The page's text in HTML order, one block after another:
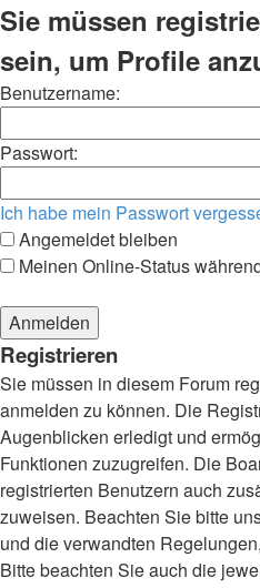
Sie müssen
sein, um Profile
Benutzername:
Passwort:
Ich habe mein Passwort
Angemeldet bleiben
Meinen Online-Status
Registrieren
Sie müssen in diesem Forum
anmelden zu können. Die
Augenblicken erledigt und
Funktionen zuzugreifen. Die
registrierten Benutzern auch
zuweisen. Beachten Sie bitte
und die verwandten
Bitte beachten Sie auch die